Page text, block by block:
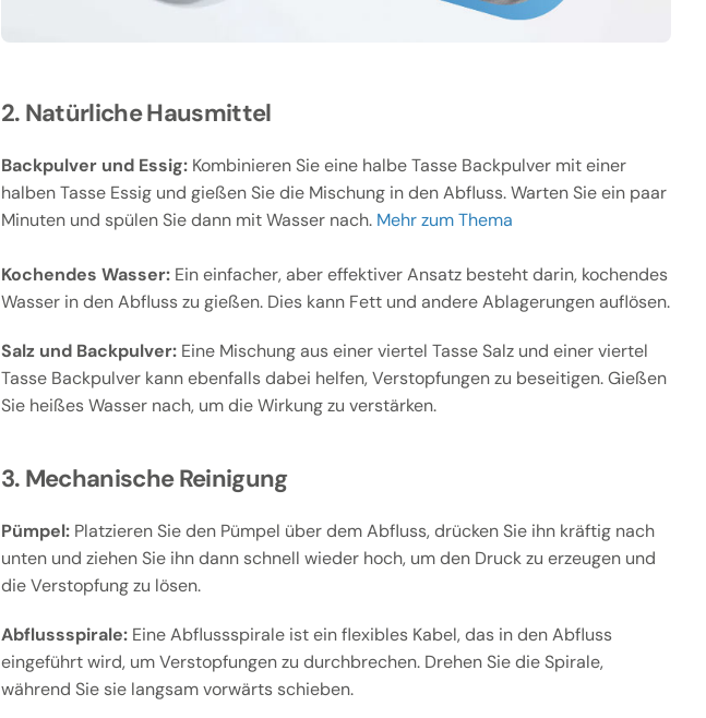
2. Natürliche Hausmittel
Backpulver und Essig:Kombinieren Sie eine halbe Tasse Backpulver mit einer
halben Tasse Essig und gießen Sie die Mischung in den Abfluss. Warten Sie ein paar
Minuten und spülen Sie dann mit Wasser nach. Mehr zum Thema
Kochendes Wasser:Ein einfacher, aber effektiver Ansatz besteht darin, kochendes
Wasser in den Abfluss zu gießen. Dies kann Fett und andere Ablagerungen auflösen.
Salz und Backpulver:Eine Mischung aus einer viertel Tasse Salz und einer viertel
Tasse Backpulver kann ebenfalls dabei helfen, Verstopfungen zu beseitigen. Gießen
Sie heißes Wasser nach, um die Wirkung zu verstärken.
3. Mechanische Reinigung
Pümpel:Platzieren Sie den Pümpel über dem Abfluss, drücken Sie ihn kräftig nach
unten und ziehen Sie ihn dann schnell wieder hoch, um den Druck zu erzeugen und
die Verstopfung zu lösen.
Abflussspirale:Eine Abflussspirale ist ein flexibles Kabel, das in den Abfluss
eingeführt wird, um Verstopfungen zu durchbrechen. Drehen Sie die Spirale,
während Sie sie langsam vorwärts schieben.